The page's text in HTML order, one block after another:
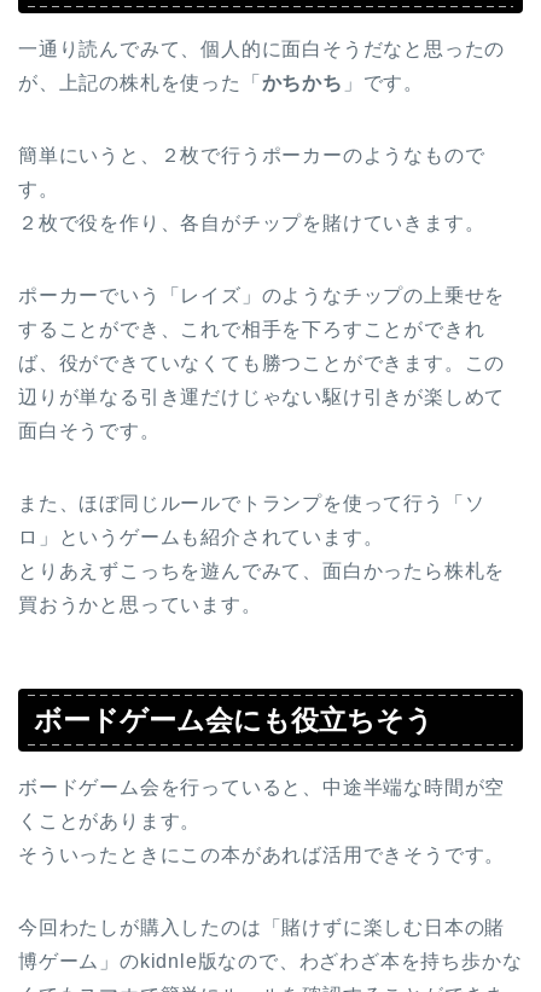
一通り読んでみて、個人的に面白そうだなと思ったの
が、上記の株札を使った「 かちかち 」です。
簡単にいうと、２枚で行うポーカーのようなもので
す。
２枚で役を作り、各自がチップを賭けていきます。
ポーカーでいう「レイズ」のようなチップの上乗せを
することができ、これで相手を下ろすことができれ
ば、役ができていなくても勝つことができます。この
辺りが単なる引き運だけじゃない駆け引きが楽しめて
面白そうです。
また、ほぼ同じルールでトランプを使って行う「ソ
ロ」というゲームも紹介されています。
とりあえずこっちを遊んでみて、面白かったら株札を
買おうかと思っています。
ボードゲーム会にも役立ちそう
ボードゲーム会を行っていると、中途半端な時間が空
くことがあります。
そういったときにこの本があれば活用できそうです。
今回わたしが購入したのは「賭けずに楽しむ日本の賭
博ゲーム」のkidnle版なので、わざわざ本を持ち歩かな